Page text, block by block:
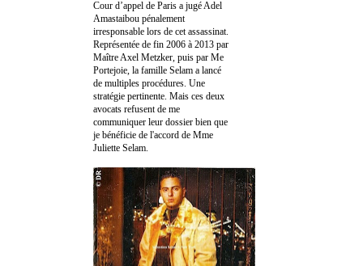
Cour d’appel de Paris a jugé Adel
Amastaibou pénalement
irresponsable lors de cet assassinat.
Représentée de fin 2006 à 2013 par
Maître Axel Metzker, puis par Me
Portejoie, la famille Selam a lancé
de multiples procédures. Une
stratégie pertinente. Mais ces deux
avocats refusent de me
communiquer leur dossier bien que
je bénéficie de l'accord de Mme
Juliette Selam.